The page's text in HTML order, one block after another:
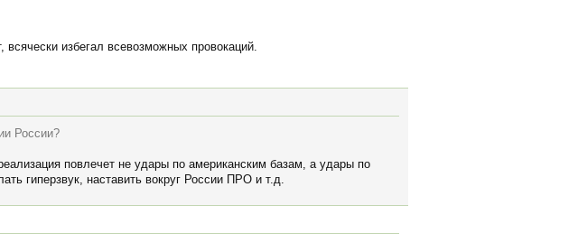
избегал всевозможных провокаций.
России?
повлечет не удары по американским базам, а удары по
гиперзвук, наставить вокруг России ПРО и т.д.